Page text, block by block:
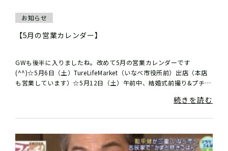
お知らせ
【5月の営業カレンダー】
GWも後半に入りましたね。改めて5月の営業カレンダーです
(^^)☆5月6日（土）TureLifeMarket（いなべ市役所前）出店（本店
も営業しています）☆5月12日（土）午前中、結婚式前撮り&プチ祝
続きを読む